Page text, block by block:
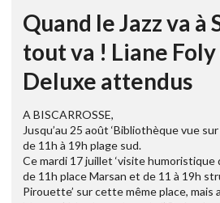
Quand le Jazz va à
tout va ! Liane
Deluxe attendus
A BISCARROSSE,
Jusqu’au 25 août ‘Bibliothèque vue
de 11h à 19h plage sud.
Ce mardi 17 juillet ‘visite humoristique
de 11h place Marsan et de 11 à 19h
Pirouette’ sur cette même place, mais